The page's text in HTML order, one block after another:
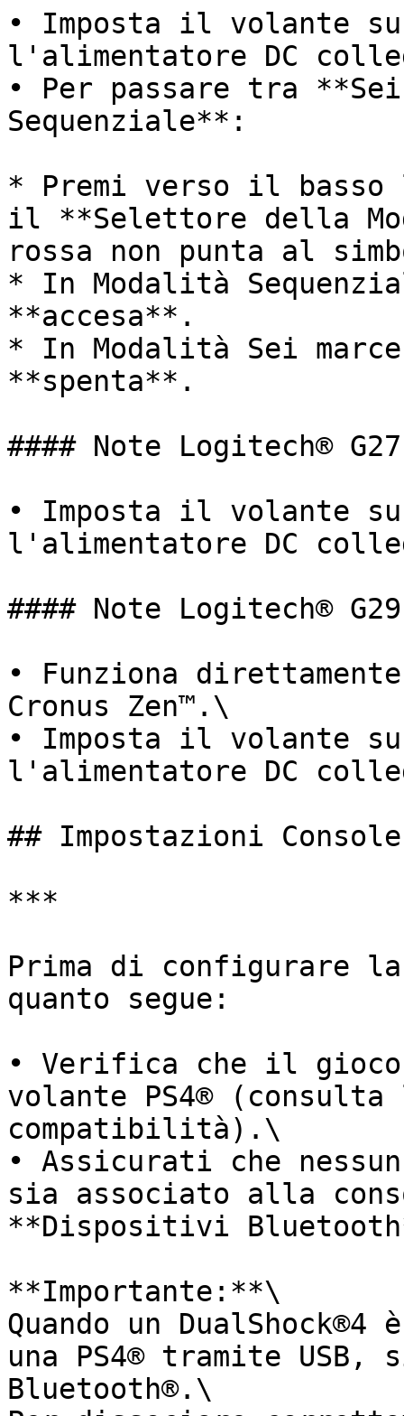
• Imposta il volante
l'alimentatore DC
• Per passare tra
Sequenziale**:
* Premi verso il basso
il **Selettore della
rossa non punta al
* In Modalità
**accesa**.
* In Modalità Sei
**spenta**.
#### Note Logitech® G27
• Imposta il volante
l'alimentatore DC
#### Note Logitech® G29
• Funziona
Cronus Zen™.\
• Imposta il volante
l'alimentatore DC
## Impostazioni Console
***
Prima di configurare la
quanto segue:
• Verifica che il
volante PS4®
compatibilità).\
• Assicurati che
sia associato alla
**Dispositivi
**Importante:**\
Quando un
una PS4® tramite USB,
Bluetooth®.\